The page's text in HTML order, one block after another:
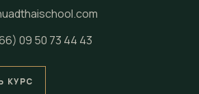
СПА NAKHON SPA